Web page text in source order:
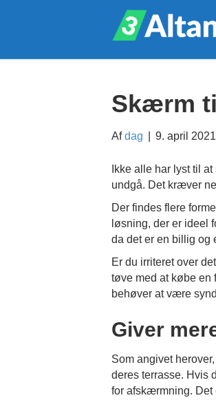
Skærm
Afdag 9. april 2021
Ikke alle har lyst til
undgå. Det kræver
Der findes flere
løsning, der er ideel
da det er en billig og
Er du irriteret over
tøve med at købe en
behøver at være
Giver
Som angivet
deres terrasse. Hvis
for afskærmning. Det